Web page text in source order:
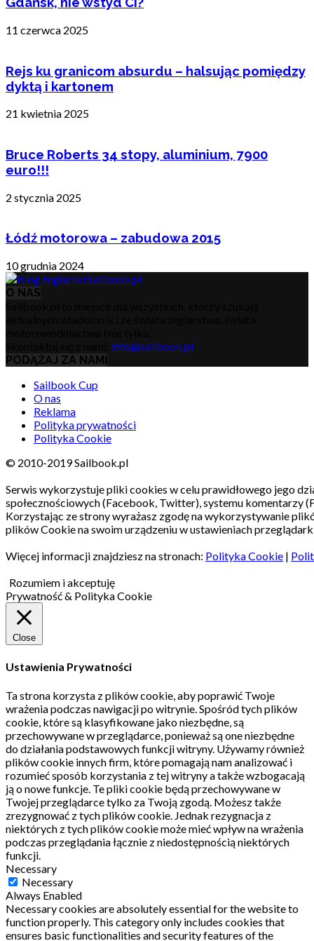
11 czerwca 2025
Rejs ku granicom absurdu – halsując pomiędzy
dyktą i kartonem
21 kwietnia 2025
Bruce Roberts 34 stopy, aluminium, 7900
euro!!!
2 stycznia 2025
Łódź motorowa – zabudowa 2015
10 grudnia 2024
O NAS
info@sailbook.pl
PODĄŻAJ ZA NAMI
Sailbook Cup
O nas
Reklama
Polityka prywatności
Polityka Cookie
© 2010-2019 Sailbook.pl
Serwis wykorzystuje pliki cookies w celu prawidłowego jego
społecznościowych (Facebook, Twitter), systemu komentarzy
Korzystając ze strony wyrażasz zgodę na wykorzystywanie
plików Cookie na swoim urządzeniu w ustawieniach
Więcej informacji znajdziesz na stronach: Polityka Cookie |
Rozumiem i akceptuję
Prywatność & Polityka Cookie
Close
Ustawienia Prywatności
Ta strona korzysta z plików cookie, aby poprawić Twoje
wrażenia podczas nawigacji po witrynie. Spośród tych plików
cookie, które są klasyfikowane jako niezbędne, są
przechowywane w przeglądarce, ponieważ są one niezbędne
do działania podstawowych funkcji witryny. Używamy również
plików cookie innych firm, które pomagają nam analizować i
rozumieć sposób korzystania z tej witryny a także wzbogacają
ją o nowe funkcje. Te pliki cookie będą przechowywane w
Twojej przeglądarce tylko za Twoją zgodą. Możesz także
zrezygnować z tych plików cookie. Jednak rezygnacja z
niektórych z tych plików cookie może mieć wpływ na wrażenia
podczas przeglądania łącznie z niedostępnością niektórych
funkcji.
Necessary
Necessary
Always Enabled
Necessary cookies are absolutely essential for the website to
function properly. This category only includes cookies that
ensures basic functionalities and security features of the